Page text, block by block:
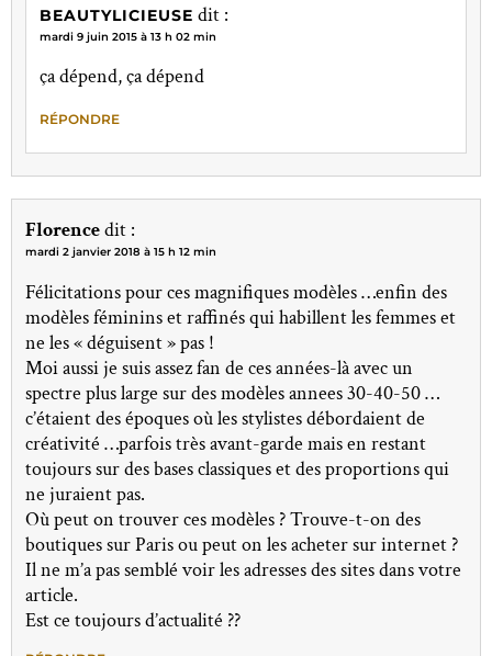
BEAUTYLICIEUSE dit :
mardi 9 juin 2015 à 13 h 02 min
ça dépend, ça dépend
RÉPONDRE
Florencedit :
mardi 2 janvier 2018 à 15 h 12 min
Félicitations pour ces magnifiques modèles …enfin des
modèles féminins et raffinés qui habillent les femmes et
ne les « déguisent » pas !
Moi aussi je suis assez fan de ces années-là avec un
spectre plus large sur des modèles annees 30-40-50 …
c’étaient des époques où les stylistes débordaient de
créativité …parfois très avant-garde mais en restant
toujours sur des bases classiques et des proportions qui
ne juraient pas.
Où peut on trouver ces modèles ? Trouve-t-on des
boutiques sur Paris ou peut on les acheter sur internet ?
Il ne m’a pas semblé voir les adresses des sites dans votre
article.
Est ce toujours d’actualité ??